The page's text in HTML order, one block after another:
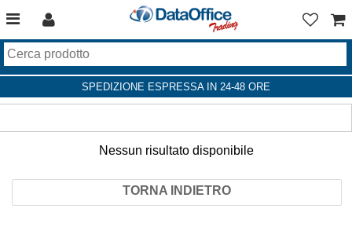
SPEDIZIONE ESPRESSA IN 24-48 ORE
Nessun risultato disponibile
TORNA INDIETRO